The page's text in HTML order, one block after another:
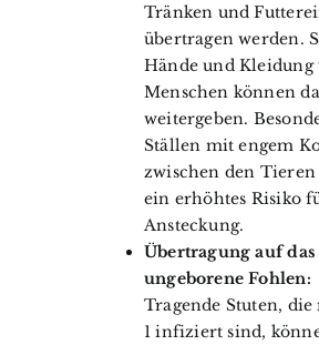
Tränken und
übertragen werden.
Hände und Kleidung
Menschen können
weitergeben.
Ställen mit engem
zwischen den Tieren
ein erhöhtes Risiko
Ansteckung.
Übertragung auf das
ungeborene Fohlen:
Tragende Stuten,
1 infiziert sind,